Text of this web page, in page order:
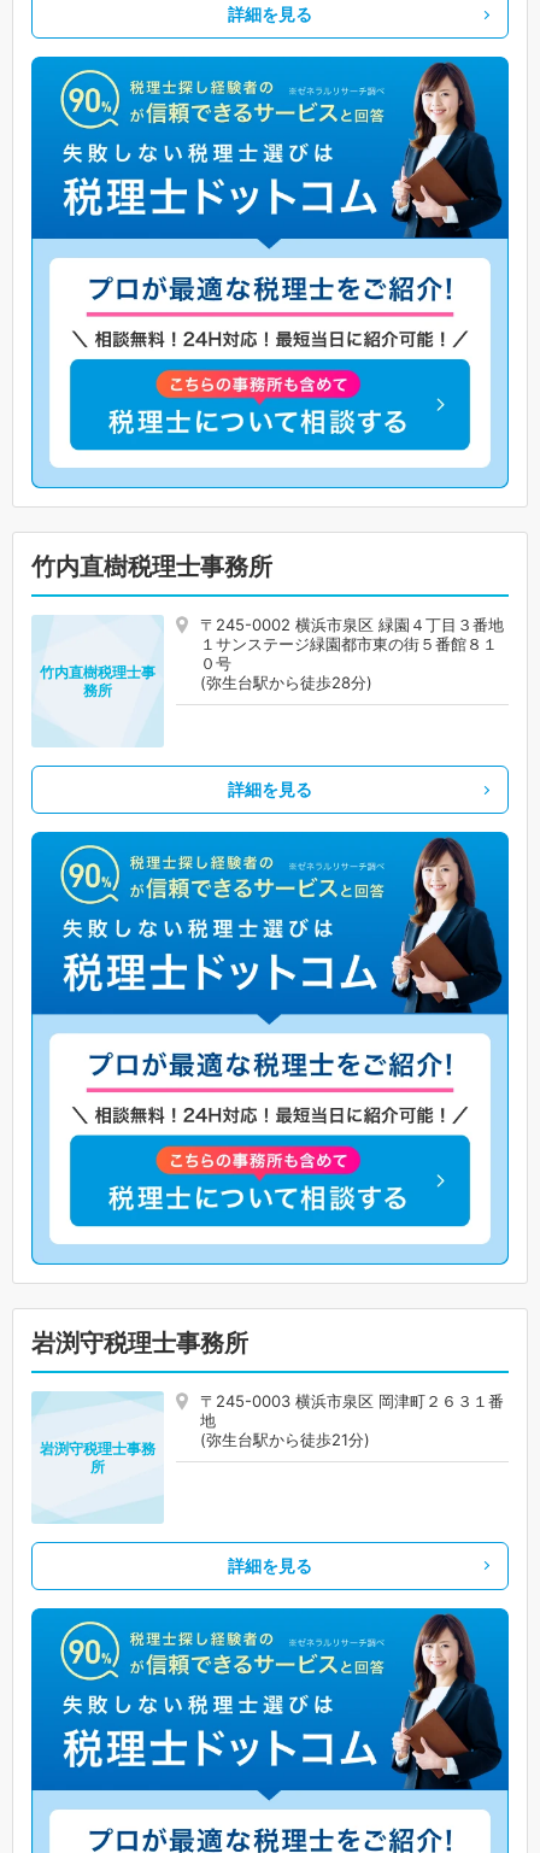
詳細を見る
竹内直樹税理士事務所
〒245-0002 横浜市泉区 緑園４丁目３番地
１サンステージ緑園都市東の街５番館８１
０号
(弥生台駅から徒歩28分)
竹内直樹税理士事
務所
詳細を見る
岩渕守税理士事務所
〒245-0003 横浜市泉区 岡津町２６３１番
地
(弥生台駅から徒歩21分)
岩渕守税理士事務
所
詳細を見る